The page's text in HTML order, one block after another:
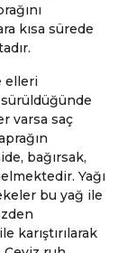
kısa sürede
elleri
sürüldüğünde
varsa saç
bağırsak,
Yağı
bu yağ ile
karıştırılarak